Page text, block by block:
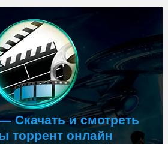
Скачать и смотреть
торрент онлайн